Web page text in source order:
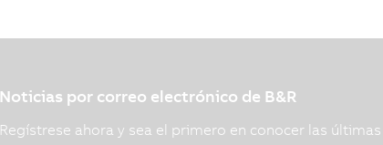
Noticias por correo electrónico de B&R
Regístrese ahora y sea el primero en conocer las